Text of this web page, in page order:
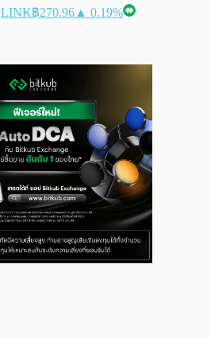
LINK฿270.96 ▲ 0.19%